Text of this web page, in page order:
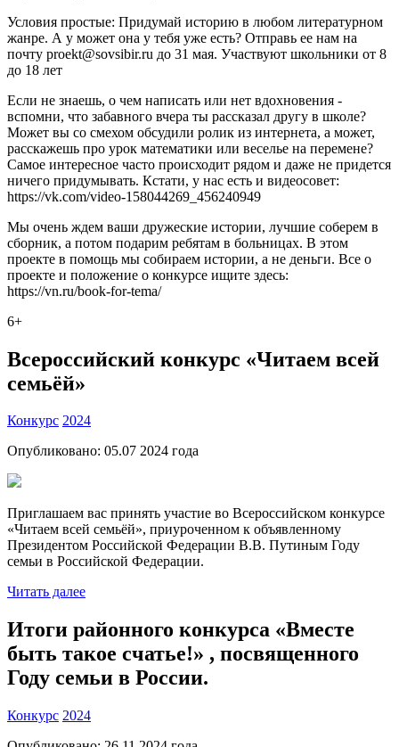
Условия простые: Придумай историю в любом литературном
жанре. А у может она у тебя уже есть? Отправь ее нам на
почту proekt@sovsibir.ru до 31 мая. Участвуют школьники от 8
до 18 лет
Если не знаешь, о чем написать или нет вдохновения -
вспомни, что забавного вчера ты рассказал другу в школе?
Может вы со смехом обсудили ролик из интернета, а может,
расскажешь про урок математики или веселье на перемене?
Самое интересное часто происходит рядом и даже не придется
ничего придумывать. Кстати, у нас есть и видеосовет:
https://vk.com/video-158044269_456240949
Мы очень ждем ваши дружеские истории, лучшие соберем в
сборник, а потом подарим ребятам в больницах. В этом
проекте в помощь мы собираем истории, а не деньги. Все о
проекте и положение о конкурсе ищите здесь:
https://vn.ru/book-for-tema/
6+
Всероссийский конкурс «Читаем всей
семьёй»
Конкурс 2024
Опубликовано: 05.07 2024 года
Приглашаем вас принять участие во Всероссийском конкурсе
«Читаем всей семьёй», приуроченном к объявленному
Президентом Российской Федерации В.В. Путиным Году
семьи в Российской Федерации.
Читать далее
Итоги районного конкурса «Вместе
быть такое счатье!» , посвященного
Году семьи в России.
Конкурс 2024